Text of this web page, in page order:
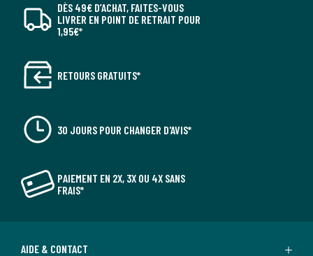
us confortable. Sa technologie de rasage bénéficie d’une sol
ution à mouvements rapides (12 000 par minute), pour un ra
Vérifiez que votre OneBlade est prêt à l'emploi grâce à l'indi
DÈS 49€ D’ACHAT, FAITES-VOUS
LIVRER EN POINT DE RETRAIT POUR
1,95€*
RETOURS GRATUITS*
30 JOURS POUR CHANGER D'AVIS*
PAIEMENT EN 2X, 3X OU 4X SANS
FRAIS*
AIDE & CONTACT